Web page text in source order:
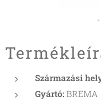
Származási
Gyártó: BREMA